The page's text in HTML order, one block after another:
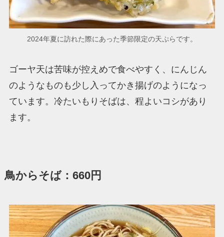
2024年夏に訪れた際にあった季節限定の天ぷらです。
ゴーヤ天は苦味が控えめで食べやすく、にんじん
のようなものも少し入ってかき揚げのようになっ
ています。冷たいもりそばは、程よいコシがあり
ます。
鳥からそば：660円